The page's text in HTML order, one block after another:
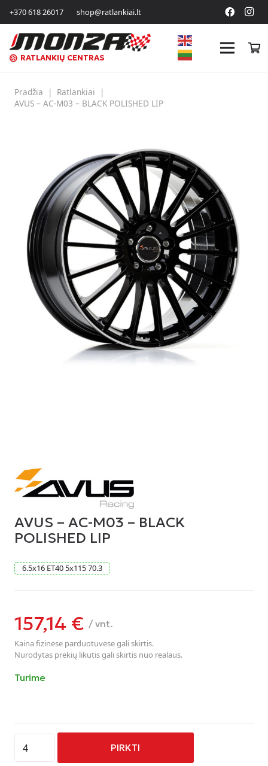
+370 618 26017 shop@ratlankiai.lt
RATLANKIŲ CENTRAS
Pradžia | Ratlankiai
|
AVUS – AC-M03 – BLACK POLISHED LIP
AVUS – AC-M03 – BLACK
POLISHED LIP
6.5x16 ET40 5x11570.3
157,14 € / vnt.
Kaina fizinėse parduotuvėse gali skirtis.
Nurodytas prekių likutis gali skirtis nuo realaus.
Turime
kiekis:
PIRKTI